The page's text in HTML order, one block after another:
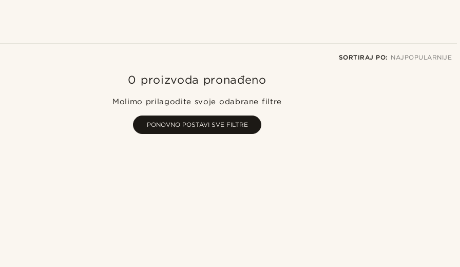
SORTIRAJ PO: NAJPOPULARNIJE
0 proizvoda pronađeno
Molimo prilagodite svoje odabrane filtre
PONOVNO POSTAVI SVE FILTRE